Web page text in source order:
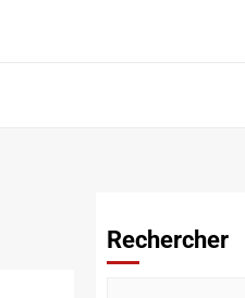
Rechercher